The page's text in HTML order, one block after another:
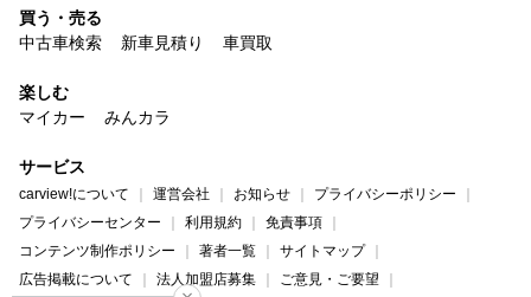
買う・売る
中古車検索
新車見積り 車買取
楽しむ
マイカー
みんカラ
サービス
carview!について 運営会社 お知らせ
プライバシーポリシー
プライバシーセンター
利用規約
免責事項
コンテンツ制作ポリシー
著者一覧
サイトマップ
広告掲載について
法人加盟店募集
ご意見・ご要望